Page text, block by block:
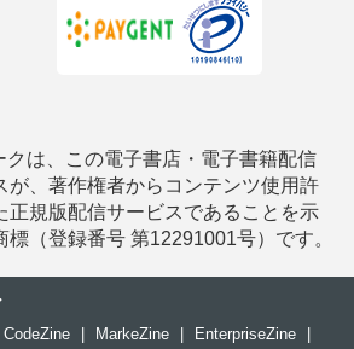
クは、この電子書店・電子書籍配信
が、著作権者からコンテンツ使用許
正規版配信サービスであることを示
標（登録番号 第12291001号）です。
CodeZine | MarkeZine | EnterpriseZine |